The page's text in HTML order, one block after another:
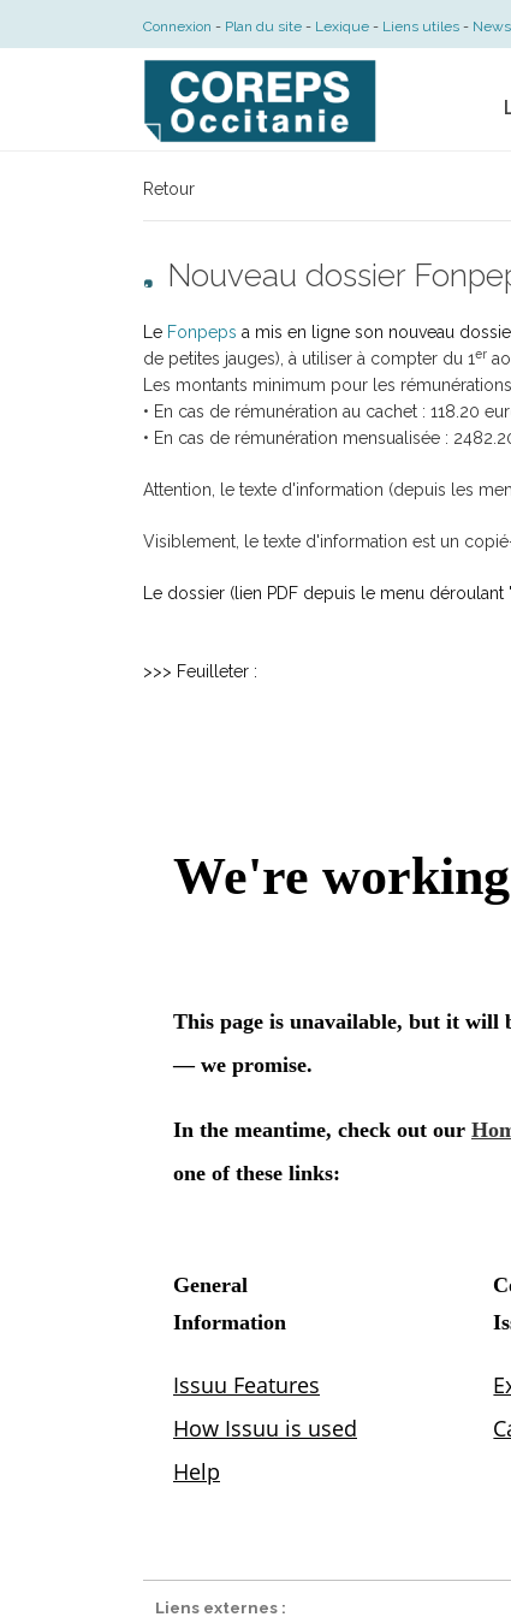
Connexion Plan du site Lexique Liens utiles
Retour
Nouveau dossier
Le Fonpeps a mis en ligne son nouveau
de petites jauges), à utiliser à compter du 1er
Les montants minimum pour les
• En cas de rémunération au cachet : 118.20
• En cas de rémunération mensualisée :
Attention, le texte d'information (depuis les
Visiblement, le texte d'information est un
Le dossier (lien PDF depuis le menu
>>> Feuilleter :
Liens externes :